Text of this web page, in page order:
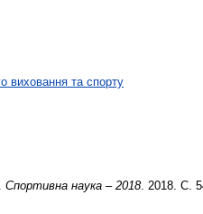
виховання та спорту
Спортивна наука – 2018. 2018. С.